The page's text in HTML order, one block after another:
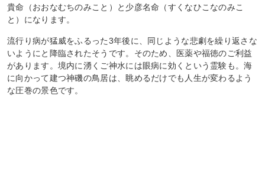
貴命（おおなむちのみこと）と少彦名命（すくなひこなのみこ
と）になります。
流行り病が猛威をふるった3年後に、同じような悲劇を繰り返さな
いようにと降臨されたそうです。そのため、医薬や福徳のご利益
があります。境内に湧くご神水には眼病に効くという霊験も。海
に向かって建つ神磯の鳥居は、眺めるだけでも人生が変わるよう
な圧巻の景色です。